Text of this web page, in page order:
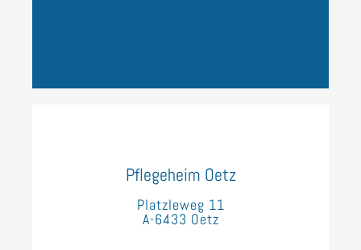
Pflegeheim Oetz
Platzleweg 11
A-6433 Oetz